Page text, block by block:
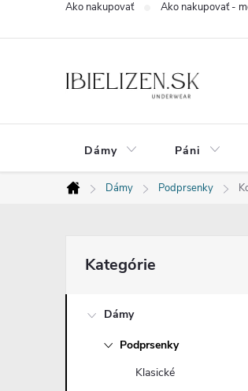
Ako nakupovať Ako nakupovať -
Dámy Páni
Domov
Dámy Podprsenky
o
kategórie
Kategórie
Dámy
Podprsenky
Klasické